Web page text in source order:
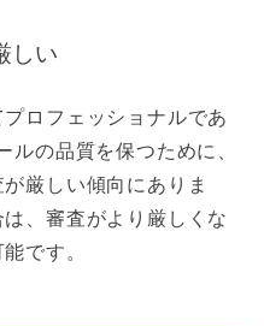
しい
ロフェッショナルであ
ルの品質を保つために、
厳しい傾向にありま
、審査がより厳しくな
です。